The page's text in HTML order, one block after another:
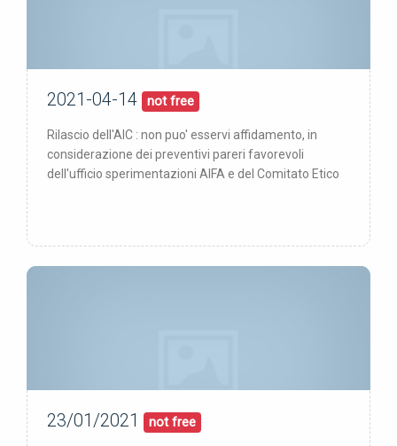
pubblicata:14/04/21
2021-04-14 not free
Rilascio dell'AIC : non puo' esservi affidamento, in
considerazione dei preventivi pareri favorevoli
dell'ufficio sperimentazioni AIFA e del Comitato Etico
pubblicata: 23/01/21
23/01/2021 not free